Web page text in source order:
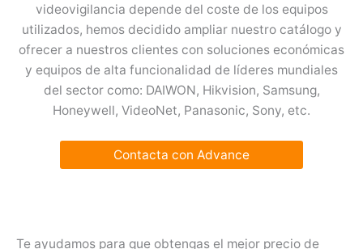
videovigilancia depende del coste de los equipos
utilizados, hemos decidido ampliar nuestro catálogo y
ofrecer a nuestros clientes con soluciones económicas
y equipos de alta funcionalidad de líderes mundiales
del sector como: DAIWON, Hikvision, Samsung,
Honeywell, VideoNet, Panasonic, Sony, etc.
Contacta con Advance
Te ayudamos para que obtengas el mejor precio de